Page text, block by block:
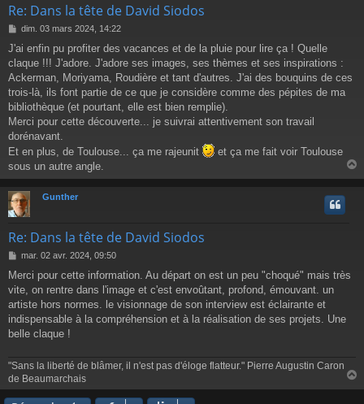
Re: Dans la tête de David Siodos
M
s
s
a
g
e
dim. 03 mars 2024, 14:22
J'ai enfin pu profiter des vacances et de la pluie pour lire ça ! Quelle
claque !!! J'adore. J'adore ses images, ses thèmes et ses inspirations :
Ackerman, Moriyama, Roudière et tant d'autres. J'ai des bouquins de ces
trois-là, ils font partie de ce que je considère comme des pépites de ma
bibliothèque (et pourtant, elle est bien remplie).
Merci pour cette découverte... je suivrai attentivement son travail
dorénavant.
Et en plus, de Toulouse... ça me rajeunit
et ça me fait voir Toulouse
sous un autre angle.
a
Gunther
Re: Dans la tête de David Siodos
M
s
s
a
g
e
mar. 02 avr. 2024, 09:50
Merci pour cette information. Au départ on est un peu "choqué" mais très
vite, on rentre dans l'image et c'est envoûtant, profond, émouvant. un
artiste hors normes. le visionnage de son interview est éclairante et
indispensable à la compréhension et à la réalisation de ses projets. Une
belle claque !
"Sans la liberté de blâmer, il n'est pas d'éloge flatteur." Pierre Augustin Caron
de Beaumarchais
a